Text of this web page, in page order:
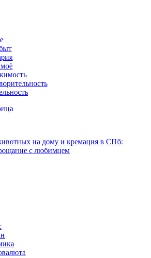
на дому и кремация в СПб:
с любимцем